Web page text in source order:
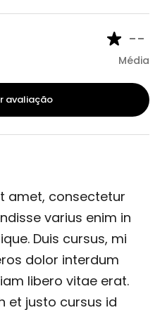
--
Média
avaliação
amet, consectetur
varius enim in
Duis cursus, mi
dolor interdum
libero vitae erat.
et justo cursus id